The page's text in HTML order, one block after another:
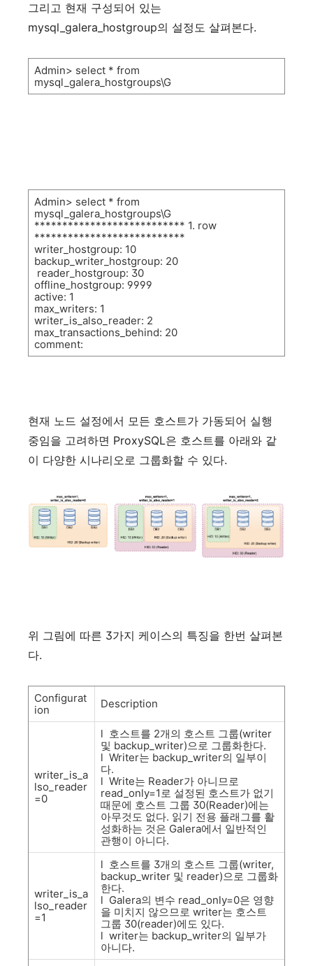
그리고 현재 구성되어 있는
mysql_galera_hostgroup의 설정도 살펴본다.
Admin> select * from
mysql_galera_hostgroups\G
Admin> select * from
mysql_galera_hostgroups\G
*************************** 1. row
***************************
writer_hostgroup: 10
backup_writer_hostgroup: 20
reader_hostgroup: 30
offline_hostgroup: 9999
active: 1
max_writers: 1
writer_is_also_reader: 2
max_transactions_behind: 20
comment:
현재 노드 설정에서 모든 호스트가 가동되어 실행
중임을 고려하면 ProxySQL은 호스트를 아래와 같
이 다양한 시나리오로 그룹화할 수 있다.
위 그림에 따른 3가지 케이스의 특징을 한번 살펴본
다.
Configurat
ion
Description
writer_is_a
lso_reader
=0
l 호스트를 2개의 호스트 그룹(writer
및 backup_writer)으로 그룹화한다.
l Writer는 backup_writer의 일부이
다.
l Write는 Reader가 아니므로
read_only=1로 설정된 호스트가 없기
때문에 호스트 그룹 30(Reader)에는
아무것도 없다. 읽기 전용 플래그를 활
성화하는 것은 Galera에서 일반적인
관행이 아니다.
writer_is_a
lso_reader
=1
l 호스트를 3개의 호스트 그룹(writer,
backup_writer 및 reader)으로 그룹화
한다.
l Galera의 변수 read_only=0은 영향
을 미치지 않으므로 writer는 호스트
그룹 30(reader)에도 있다.
l writer는 backup_writer의 일부가
아니다.